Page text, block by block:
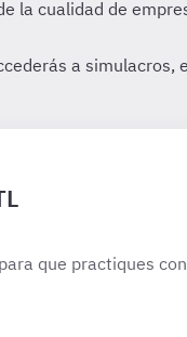
que practiques con